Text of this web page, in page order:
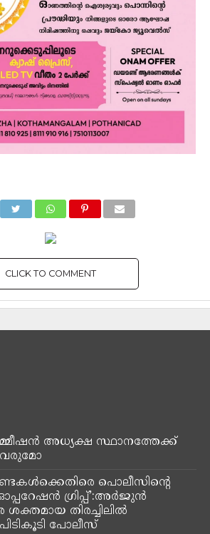
CLICK TO COMMENT
അധ്യക്ഷ സ്ഥാനത്തേക്ക്
പൊലീസിന്റെ
ഗ്രിപ്പ്’:അർജുൻ
തിരച്ചിലിൽ
പോലീസ്